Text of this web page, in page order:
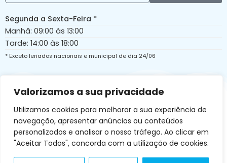
Valorizamos a sua privacidade
Utilizamos cookies para melhorar a sua experiência de
navegação, apresentar anúncios ou conteúdos
personalizados e analisar o nosso tráfego. Ao clicar em
"Aceitar Todos", concorda com a utilização de cookies.
Segunda a Sexta-Feira *
Manhã: 09:00 às 13:00
Tarde: 14:00 às 18:00
* Exceto feriados nacionais e municipal de dia 24/06
Desenvolvido por: